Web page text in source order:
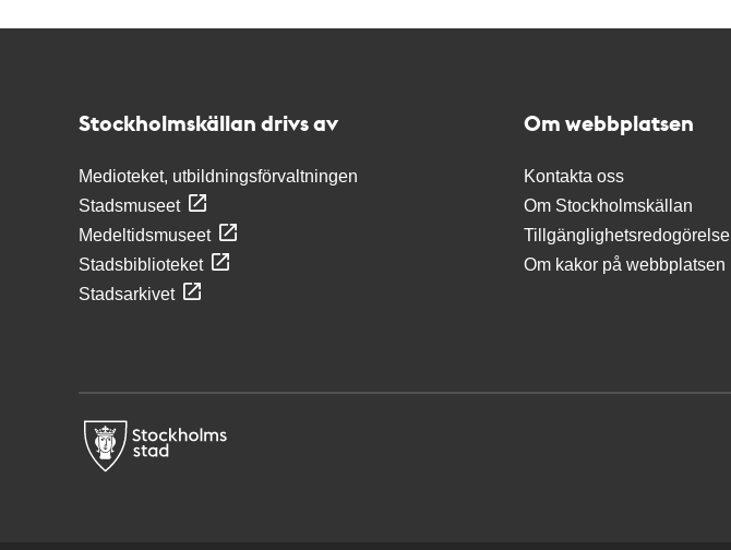
Stockholmskällan drivs av
Medioteket, utbildningsförvaltningen
Stadsmuseet
Medeltidsmuseet
Stadsbiblioteket
Stadsarkivet
Om webbplatsen
Kontakta oss
Om Stockholmskällan
Tillgänglighetsredogörelse
Om kakor på webbplatsen